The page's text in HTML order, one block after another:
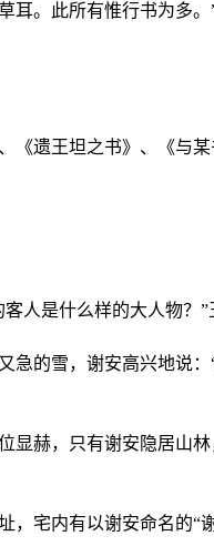
。此所有惟行书为多
《遗王坦之书》、《与某
人是什么样的大人物？
的雪，谢安高兴地说
显赫，只有谢安隐居山
宅内有以谢安命名的“谢